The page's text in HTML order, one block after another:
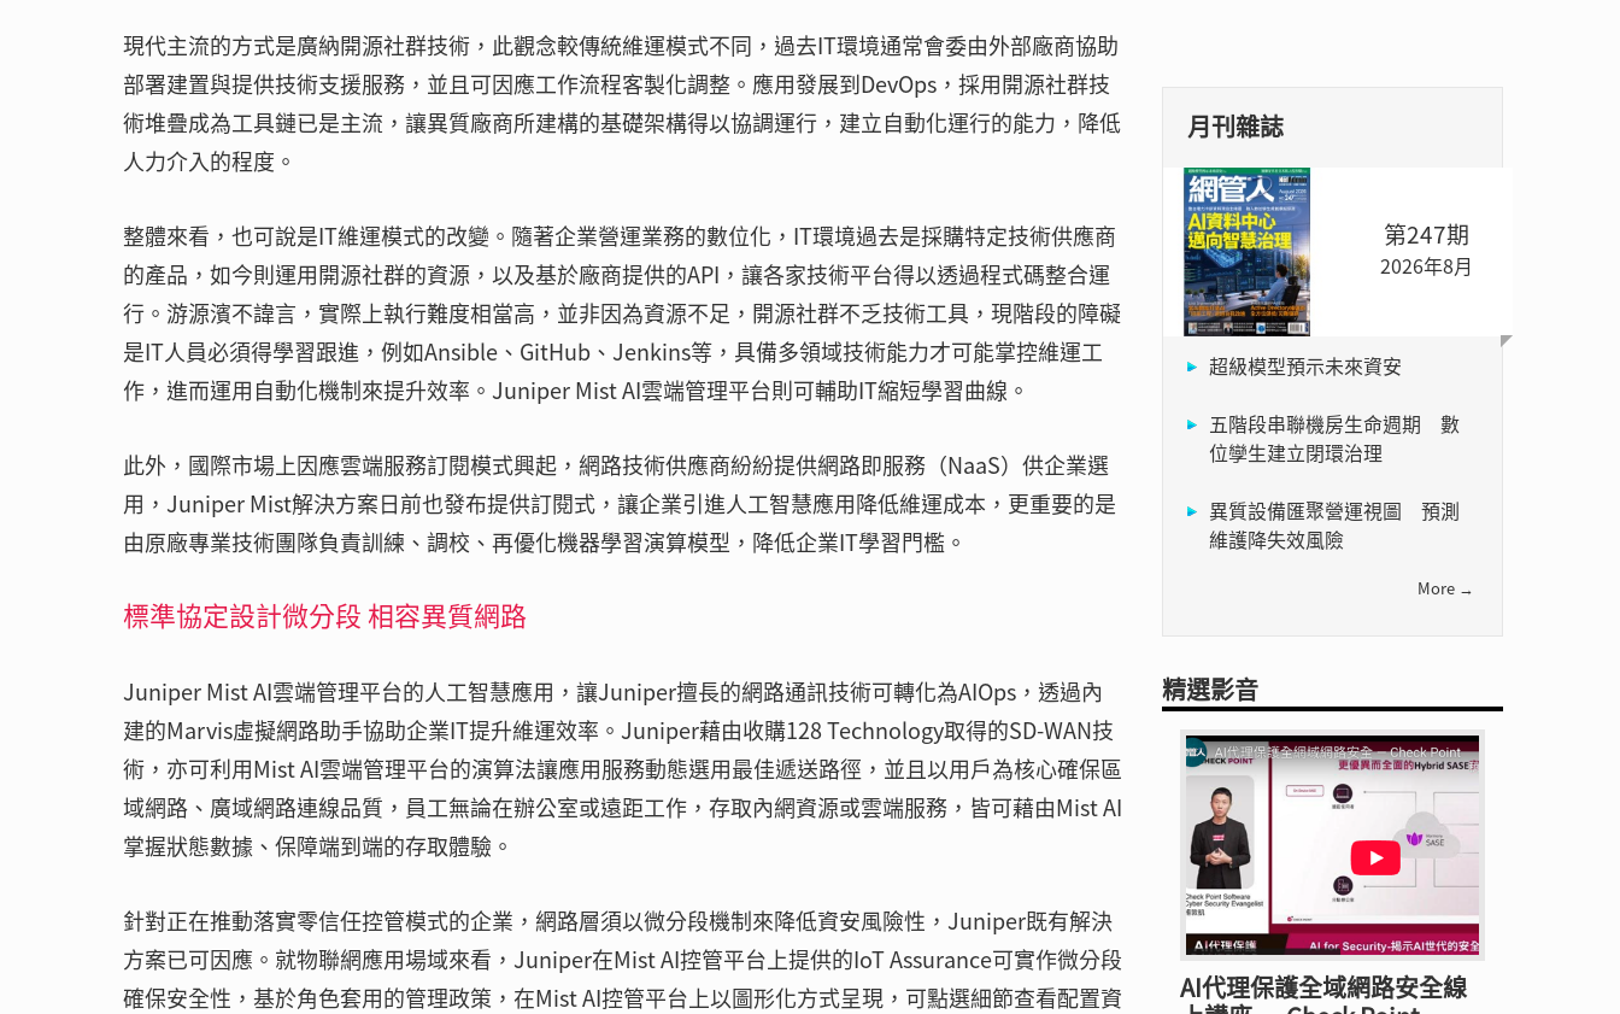
現代主流的方式是廣納開源社群技術，此觀念較傳統維運模式不同，過去IT環境通常會委由外部廠商協助
部署建置與提供技術支援服務，並且可因應工作流程客製化調整。應用發展到DevOps，採用開源社群技
術堆疊成為工具鏈已是主流，讓異質廠商所建構的基礎架構得以協調運行，建立自動化運行的能力，降低
人力介入的程度。
整體來看，也可說是IT維運模式的改變。隨著企業營運業務的數位化，IT環境過去是採購特定技術供應商
的產品，如今則運用開源社群的資源，以及基於廠商提供的API，讓各家技術平台得以透過程式碼整合運
行。游源濱不諱言，實際上執行難度相當高，並非因為資源不足，開源社群不乏技術工具，現階段的障礙
是IT人員必須得學習跟進，例如Ansible、GitHub、Jenkins等，具備多領域技術能力才可能掌控維運工
作，進而運用自動化機制來提升效率。Juniper Mist AI雲端管理平台則可輔助IT縮短學習曲線。
此外，國際市場上因應雲端服務訂閱模式興起，網路技術供應商紛紛提供網路即服務（NaaS）供企業選
用，Juniper Mist解決方案日前也發布提供訂閱式，讓企業引進人工智慧應用降低維運成本，更重要的是
由原廠專業技術團隊負責訓練、調校、再優化機器學習演算模型，降低企業IT學習門檻。
標準協定設計微分段 相容異質網路
Juniper Mist AI雲端管理平台的人工智慧應用，讓Juniper擅長的網路通訊技術可轉化為AIOps，透過內
建的Marvis虛擬網路助手協助企業IT提升維運效率。Juniper藉由收購128 Technology取得的SD-WAN技
術，亦可利用Mist AI雲端管理平台的演算法讓應用服務動態選用最佳遞送路徑，並且以用戶為核心確保區
域網路、廣域網路連線品質，員工無論在辦公室或遠距工作，存取內網資源或雲端服務，皆可藉由Mist AI
掌握狀態數據、保障端到端的存取體驗。
針對正在推動落實零信任控管模式的企業，網路層須以微分段機制來降低資安風險性，Juniper既有解決
方案已可因應。就物聯網應用場域來看，Juniper在Mist AI控管平台上提供的IoT Assurance可實作微分段
確保安全性，基於角色套用的管理政策，在Mist AI控管平台上以圖形化方式呈現，可點選細節查看配置資
月刊雜誌
第247期
2026年8月
超級模型預示未來資安
五階段串聯機房生命週期 數
位孿生建立閉環治理
異質設備匯聚營運視圖 預測
維護降失效風險
More →
精選影音
AI代理保護全域網路安全線